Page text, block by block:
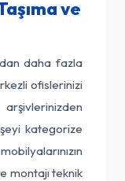
ve
daha fazla
ofislerinizi
kategorize
montajı teknik